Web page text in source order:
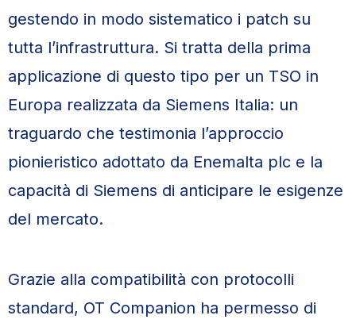
gestendo in modo sistematico i patch su
tutta l’infrastruttura. Si tratta della prima
applicazione di questo tipo per un TSO in
Europa realizzata da Siemens Italia: un
traguardo che testimonia l’approccio
pionieristico adottato da Enemalta plc e la
capacità di Siemens di anticipare le esigenze
del mercato.
Grazie alla compatibilità con protocolli
standard, OT Companion ha permesso di